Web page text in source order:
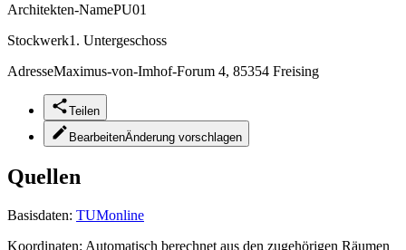
Architekten-NamePU01
Stockwerk1. Untergeschoss
AdresseMaximus-von-Imhof-Forum 4, 85354 Freising
Teilen
BearbeitenÄnderung vorschlagen
Quellen
Basisdaten: TUMonline
Koordinaten: Automatisch berechnet aus den zugehörigen Räumen